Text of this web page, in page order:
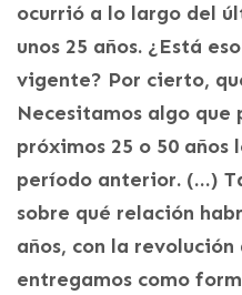
ocurrió a lo largo del
unos 25 años. ¿Está
vigente? Por cierto,
Necesitamos algo que
próximos 25 o 50
período anterior. (…)
sobre qué relación
años, con la
entregamos como